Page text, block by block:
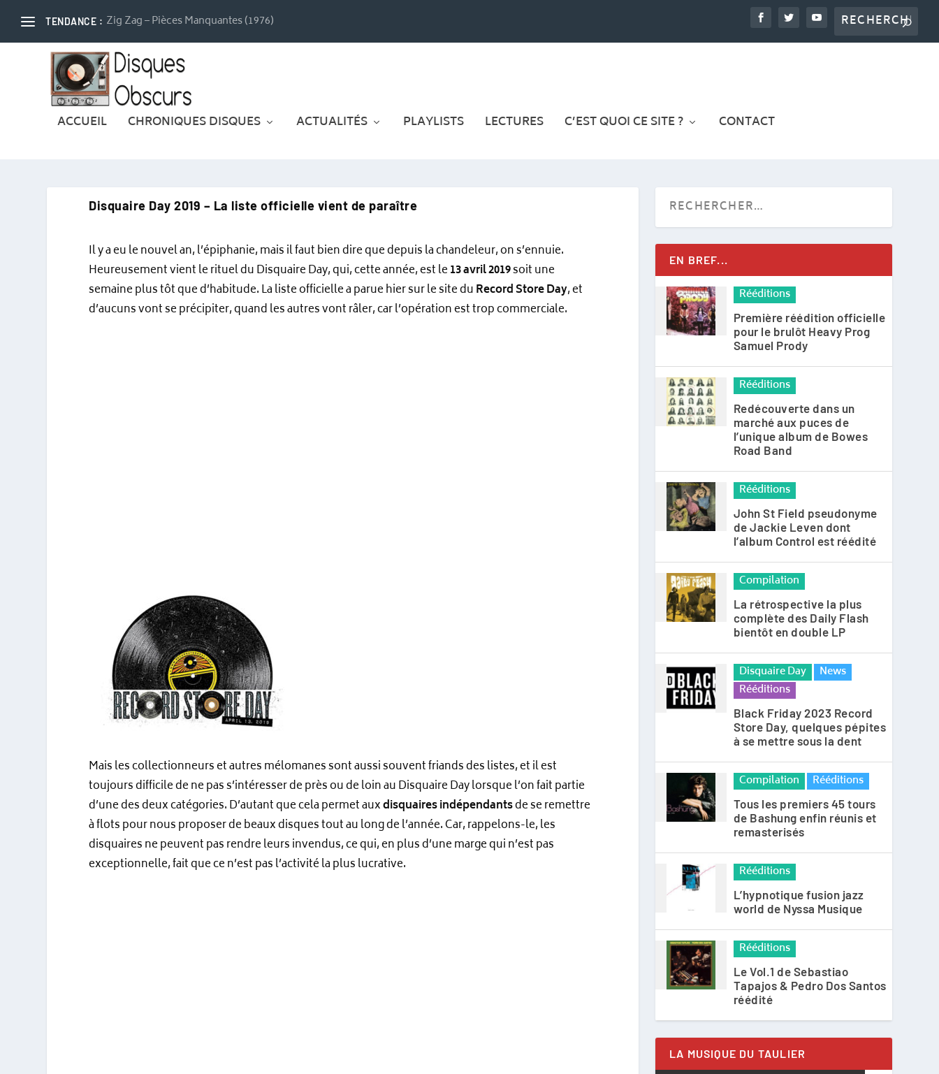
TENDANCE : Zig Zag – Pièces Manquantes (1976)
ACCUEIL CHRONIQUES DISQUES ACTUALITÉS PLAYLISTS LECTURES C’EST QUOI CE SITE ? CONTACT
Disquaire Day 2019 – La liste officielle vient de paraître
Il y a eu le nouvel an, l’épiphanie, mais il faut bien dire que depuis la chandeleur, on s’ennuie.
Heureusement vient le rituel du Disquaire Day, qui, cette année, est le13 avril 2019soit une
semaine plus tôt que d’habitude. La liste officielle a parue hier sur le site duRecord Store Day, et
d’aucuns vont se précipiter, quand les autres vont râler, car l’opération est trop commerciale.
Mais les collectionneurs et autres mélomanes sont aussi souvent friands des listes, et il est
toujours difficile de ne pas s’intéresser de près ou de loin au Disquaire Day lorsque l’on fait partie
d’une des deux catégories. D’autant que cela permet auxdisquaires indépendantsde se remettre
à flots pour nous proposer de beaux disques tout au long de l’année. Car, rappelons-le, les
disquaires ne peuvent pas rendre leurs invendus, ce qui, en plus d’une marge qui n’est pas
exceptionnelle, fait que ce n’est pas l’activité la plus lucrative.
EN BREF...
Rééditions
Première réédition officielle
pour le brulôt Heavy Prog
Samuel Prody
Rééditions
Redécouverte dans un
marché aux puces de
l’unique album de Bowes
Road Band
Rééditions
John St Field pseudonyme
de Jackie Leven dont
l’album Control est réédité
Compilation
La rétrospective la plus
complète des Daily Flash
bientôt en double LP
Disquaire Day
News
Rééditions
Black Friday 2023 Record
Store Day, quelques pépites
à se mettre sous la dent
Compilation Rééditions
Tous les premiers 45 tours
de Bashung enfin réunis et
remasterisés
Rééditions
L’hypnotique fusion jazz
world de Nyssa Musique
Rééditions
Le Vol.1 de Sebastiao
Tapajos & Pedro Dos Santos
réédité
LA MUSIQUE DU TAULIER